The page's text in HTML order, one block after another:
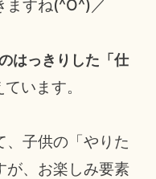
ますね(^O^)／
はっきりした「仕
います。
、子供の「やりた
が、お楽しみ要素